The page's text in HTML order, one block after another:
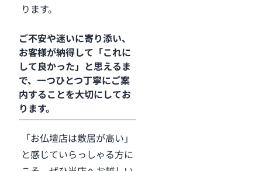
ります。
ご不安や迷いに寄り添い、
お客様が納得して「これに
して良かった」と思えるま
で、一つひとつ丁寧にご案
内することを大切にしてお
ります。
「お仏壇店は敷居が高い」
と感じていらっしゃる方に